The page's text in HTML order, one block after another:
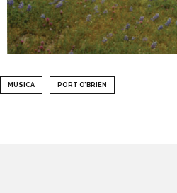
MÚSICA PORT O’BRIEN